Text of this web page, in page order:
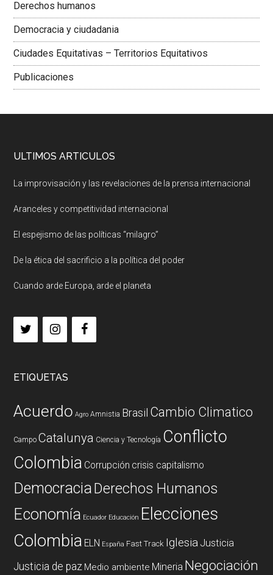
Derechos humanos
Democracia y ciudadania
Ciudades Equitativas – Territorios Equitativos
Publicaciones
ULTIMOS ARTICULOS
La improvisación y las revelaciones de la prensa internacional
Aranceles y competitividad internacional
El espejismo de las políticas “milagro”
De la ética del sacrificio a la política del poder
Cuando arde Europa, arde el planeta
ETIQUETAS
Acuerdo Agro Amnistia Brasil Cambio Climatico
Campo Catalunya Ciencia y Tecnología Conflicto
Colombia Corrupción crisis capitalismo
DemocraciaDerechos Humanos
Economía Ecuador Educación Elecciones
Colombia ELN España Fast Track Iglesia Justicia
Justicia de paz Medio ambiente Mineria Negociación